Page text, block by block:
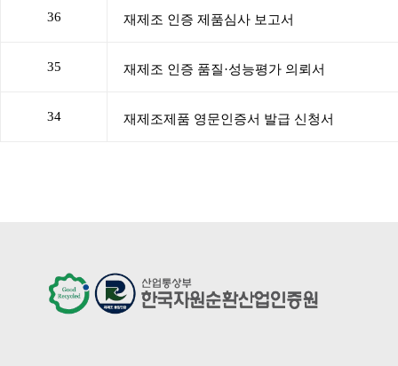
36
35
34